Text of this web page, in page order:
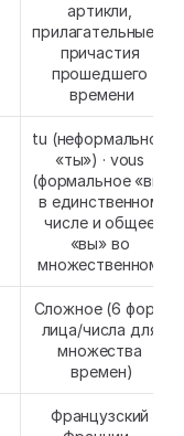
артикли,
прилагательные и
причастия
прошедшего
времени
tu (неформальное
«ты») · vous
(формальное «вы»
в единственном
числе и общее
«вы» во
множественном)
Сложное (6 форм
лица/числа для
множества
времен)
Французский